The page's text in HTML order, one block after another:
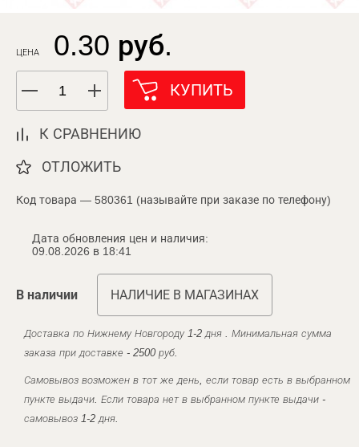
ЦЕНА 0.30 руб.
КУПИТЬ
К СРАВНЕНИЮ
ОТЛОЖИТЬ
Код товара — 580361 (называйте при заказе по телефону)
Дата обновления цен и наличия:
09.08.2026 в 18:41
В наличии НАЛИЧИЕ В МАГАЗИНАХ
Доставка по Нижнему Новгороду 1-2 дня . Минимальная сумма
заказа при доставке - 2500 руб.
Самовывоз возможен в тот же день, если товар есть в выбранном
пункте выдачи. Если товара нет в выбранном пункте выдачи -
самовывоз 1-2 дня.